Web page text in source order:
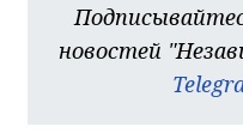
новостей